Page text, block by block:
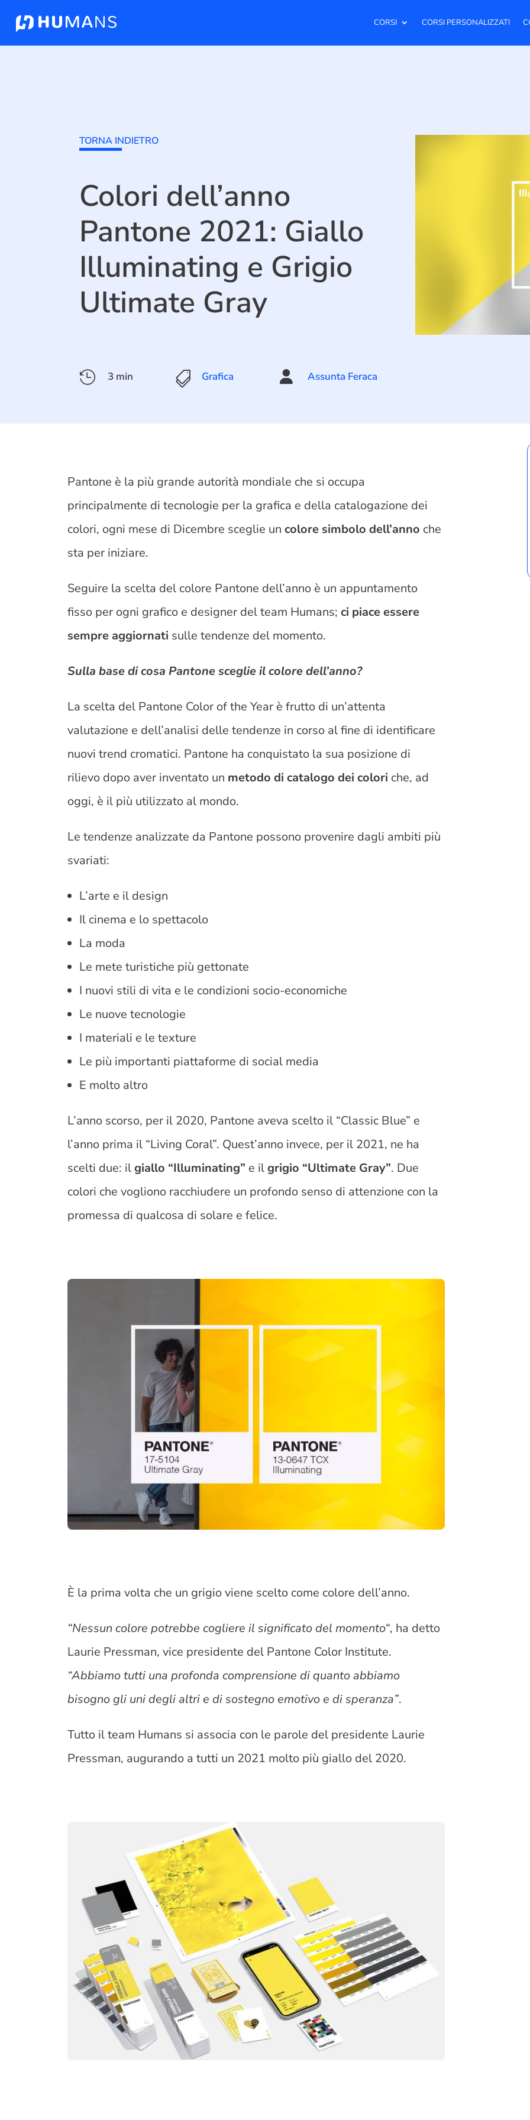
CORSI CORSI PERSONALIZZATI
TORNA INDIETRO
Colori dell’anno
Pantone 2021: Giallo
Illuminating e Grigio
Ultimate Gray
 3 min  Grafica  Assunta Feraca
Pantone è la più grande autorità mondiale che si occupa
principalmente di tecnologie per la grafica e della catalogazione dei
colori, ogni mese di Dicembre sceglie uncolore simbolo dell’anno che
sta per iniziare.
Seguire la scelta del colore Pantone dell’anno è un appuntamento
fisso per ogni grafico e designer del team Humans;ci piace essere
sempre aggiornati sulle tendenze del momento.
Sulla base di cosa Pantone sceglie il colore dell’anno?
La scelta del Pantone Color of the Year è frutto di un’attenta
valutazione e dell’analisi delle tendenze in corso al fine di identificare
nuovi trend cromatici. Pantone ha conquistato la sua posizione di
rilievo dopo aver inventato un metodo di catalogo dei colori che, ad
oggi, è il più utilizzato al mondo.
Le tendenze analizzate da Pantone possono provenire dagli ambiti più
svariati:
L’arte e il design
Il cinema e lo spettacolo
La moda
Le mete turistiche più gettonate
I nuovi stili di vita e le condizioni socio-economiche
Le nuove tecnologie
I materiali e le texture
Le più importanti piattaforme di social media
E molto altro
L’anno scorso, per il 2020, Pantone aveva scelto il “Classic Blue” e
l’anno prima il “Living Coral”. Quest’anno invece, per il 2021, ne ha
scelti due: ilgiallo “Illuminating” e ilgrigio “Ultimate Gray”. Due
colori che vogliono racchiudere un profondo senso di attenzione con la
promessa di qualcosa di solare e felice.
È la prima volta che un grigio viene scelto come colore dell’anno.
“Nessun colore potrebbe cogliere il significato del momento“, ha detto
Laurie Pressman, vice presidente del Pantone Color Institute.
“Abbiamo tutti una profonda comprensione di quanto abbiamo
bisogno gli uni degli altri e di sostegno emotivo e di speranza”.
Tutto il team Humans si associa con le parole del presidente Laurie
Pressman, augurando a tutti un 2021 molto più giallo del 2020.